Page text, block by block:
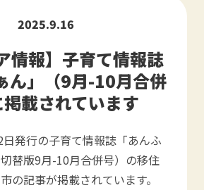
2025.9.16
情報】子育て情報誌
ん」（9月-10月合併
載されています
発行の子育て情報誌「あんふ
替版9月-10月合併号）の移住
の記事が掲載されています。